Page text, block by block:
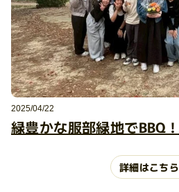
2025/04/22
緑豊かな服部緑地でBBQ！
詳細はこちら